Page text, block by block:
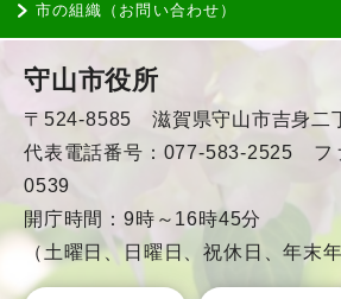
市の組織（お問い合わせ）
守山市役所
〒524-8585 滋賀県守山市吉身二
代表電話番号：077-583-2525 フ
0539
開庁時間：9時～16時45分
（土曜日、日曜日、祝休日、年末